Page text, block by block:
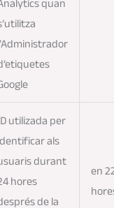
quan
utilizada per
als
durant
hores
de la
en